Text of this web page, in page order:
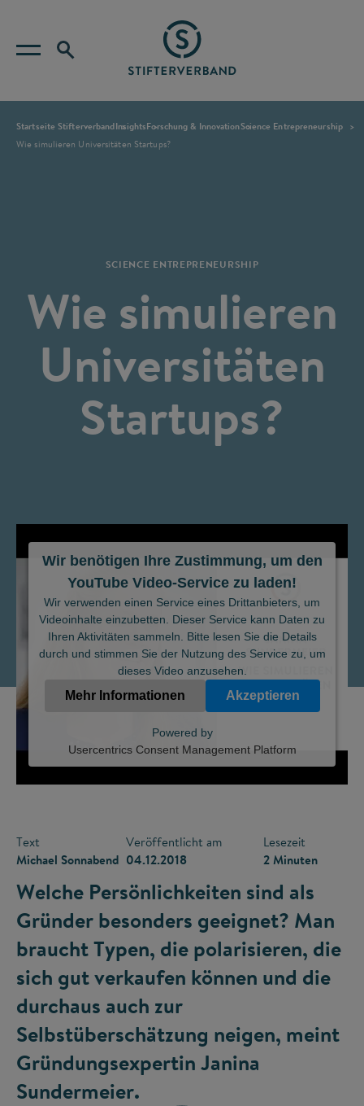
Startseite StifterverbandInsightsForschung & InnovationScience Entrepreneurship
Wie simulieren Universitäten Startups?
SCIENCE ENTREPRENEURSHIP
Wie simulieren
Universitäten
Startups?
©
Wir benötigen Ihre Zustimmung, um den
YouTube Video-Service zu laden!
Wir verwenden einen Service eines Drittanbieters, um
Videoinhalte einzubetten. Dieser Service kann Daten zu
Ihren Aktivitäten sammeln. Bitte lesen Sie die Details
durch und stimmen Sie der Nutzung des Service zu, um
dieses Video anzusehen.
Mehr Informationen Akzeptieren
Powered by
Usercentrics Consent Management Platform
Text
Michael Sonnabend
Veröffentlicht am
04.12.2018
Lesezeit
2 Minuten
Welche Persönlichkeiten sind als
Gründer besonders geeignet? Man
braucht Typen, die polarisieren, die
sich gut verkaufen können und die
durchaus auch zur
Selbstüberschätzung neigen, meint
Gründungsexpertin Janina
Sundermeier.